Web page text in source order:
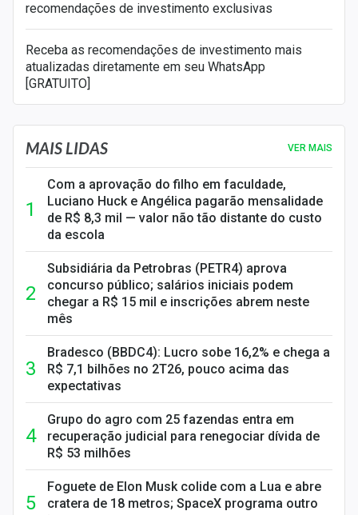
recomendações de investimento exclusivas
Receba as recomendações de investimento mais
atualizadas diretamente em seu WhatsApp
[GRATUITO]
MAIS LIDAS VER MAIS
Com a aprovação do filho em faculdade,
Luciano Huck e Angélica pagarão mensalidade
de R$ 8,3 mil — valor não tão distante do custo
da escola
Subsidiária da Petrobras (PETR4) aprova
concurso público; salários iniciais podem
chegar a R$ 15 mil e inscrições abrem neste
mês
Bradesco (BBDC4): Lucro sobe 16,2% e chega a
R$ 7,1 bilhões no 2T26, pouco acima das
expectativas
Grupo do agro com 25 fazendas entra em
recuperação judicial para renegociar dívida de
R$ 53 milhões
Foguete de Elon Musk colide com a Lua e abre
cratera de 18 metros; SpaceX programa outro